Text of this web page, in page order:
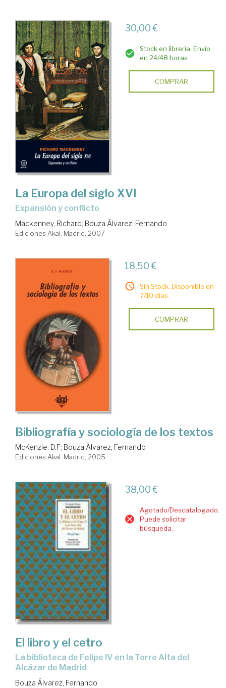
30,00 €
Stock en librería. Envío
en 24/48 horas
COMPRAR
La Europa del siglo XVI
expansión y conflicto
Mackenney, Richard; Bouza Álvarez, Fernando
Ediciones Akal. Madrid, 2007
18,50 €
Sin Stock. Disponible en
7/10 días.
COMPRAR
Bibliografía y sociología de los textos
McKenzie, D.F; Bouza Álvarez, Fernando
Ediciones Akal. Madrid, 2005
38,00 €
Agotado/Descatalogado.
Puede solicitar
búsqueda.
El libro y el cetro
la biblioteca de Felipe IV en la Torre Alta del
Alcázar de Madrid
Bouza Álvarez, Fernando